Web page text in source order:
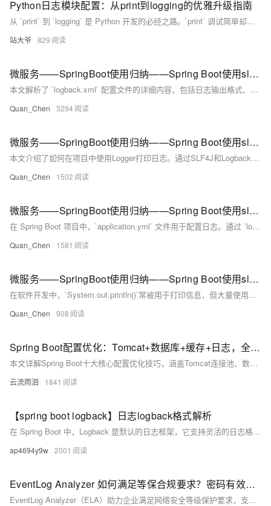
Python日志模块配置：从print到logging的优雅升级指南
从 `print` 到 `logging` 是 Python 开发的必经之路。`print` 调试简单却难维护，日志混乱、无法分级、缺乏上下文；而 `logging` 支持级别控制、多输出、结构化记录，助力项目可维护性升级。本文详解痛点、优势、迁移方案与最佳实践，助你构建专业日志系统，让程序“有记忆”。
站大爷 829
微服务——SpringBoot使用归纳——Spring Boot使用slf4j进行日志记录—— logback.xml 配置文件解析
本文解析了 `logback.xml` 配置文件的详细内容，包括日志输出格式、存储路径、控制台输出及日志级别等关键配置。通过定义 `LOG_PATTERN` 和 `FILE_PATH`，设置日志格式与存储路径；利用 `&lt;appender&gt;` 节点配置控制台和文件输出，支持日志滚动策略（如文件大小限制和保存时长）；最后通过 `&lt;logger&gt;` 和 `&lt;root&gt;` 定义日志级别与输出方式。此配置适用于精细化管理日志输出，满足不同场景需求。
Quan_Chen 3294
微服务——SpringBoot使用归纳——Spring Boot使用slf4j进行日志记录——使用Logger在项目中打印日志
本文介绍了如何在项目中使用Logger打印日志。通过SLF4J和Logback，可设置不同日志级别（如DEBUG、INFO、WARN、ERROR）并支持占位符输出动态信息。示例代码展示了日志在控制器中的应用，说明了日志配置对问题排查的重要性。附课程源码下载链接供实践参考。
Quan_Chen 1502
微服务——SpringBoot使用归纳——Spring Boot使用slf4j进行日志记录—— application.yml 中对日志的配置
在 Spring Boot 项目中，`application.yml` 文件用于配置日志。通过 `logging.config` 指定日志配置文件（如 `logback.xml`），实现日志详细设置。`logging.level` 可定义包的日志输出级别，例如将 `com.itcodai.course03.dao` 包设为 `trace` 级别，便于开发时查看 SQL 操作。日志级别从高到低为 ERROR、WARN、INFO、DEBUG，生产环境建议调整为较高级别以减少日志量。本课程采用 yml 格式，因其层次清晰，但需注意格式要求。
Quan_Chen 1581
微服务——SpringBoot使用归纳——Spring Boot使用slf4j进行日志记录——slf4j 介绍
在软件开发中，`System.out.println()`常被用于打印信息，但大量使用会增加资源消耗。实际项目推荐使用slf4j结合logback输出日志，效率更高。Slf4j（Simple Logging Facade for Java）是一个日志门面，允许开发者通过统一方式记录日志，无需关心具体日志系统。它支持灵活切换日志实现（如log4j或logback），且具备简洁占位符和日志级别判断等优势。阿里巴巴《Java开发手册》强制要求使用slf4j，以保证日志处理方式的统一性和维护性。使用时只需通过`LoggerFactory`创建日志实例即可。
Quan_Chen 908
Spring Boot配置优化：Tomcat+数据库+缓存+日志，全场景教程
本文详解Spring Boot十大核心配置优化技巧，涵盖Tomcat连接池、数据库连接池、Jackson时区、日志管理、缓存策略、异步线程池等关键配置，结合代码示例与通俗解释，助你轻松掌握高并发场景下的性能调优方法，适用于实际项目落地。
云流雨洄 1841
【spring boot logback】日志logback格式解析
在 Spring Boot 中，Logback 是默认的日志框架，它支持灵活的日志格式配置。通过配置 logback.xml 文件，可以定义日志的输出格式、日志级别、日志文件路径等。
ap4694y9w 2001
EventLog Analyzer 如何满足等保合规要求？密码有效期、产品日志保留、配置备份三大核心问题全面解答
EventLog Analyzer（ELA）助力企业满足网络安全等级保护要求，支持配置自动/手动备份、日志180天留存及密码策略管理，提升合规性与安全运营效率。